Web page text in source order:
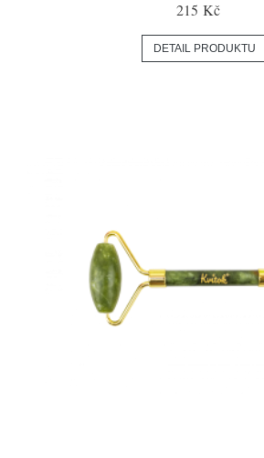
215 Kč
DETAIL PRODUKTU